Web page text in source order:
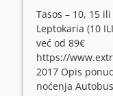
Tasos – 10, 15
Leptokaria (10
već od 89€
https://
2017 Opis
noćenja